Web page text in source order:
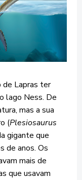
de Lapras ter
lago Ness. De
mas a sua
(Plesiosaurus
gigante que
de anos. Os
mais de
que usavam